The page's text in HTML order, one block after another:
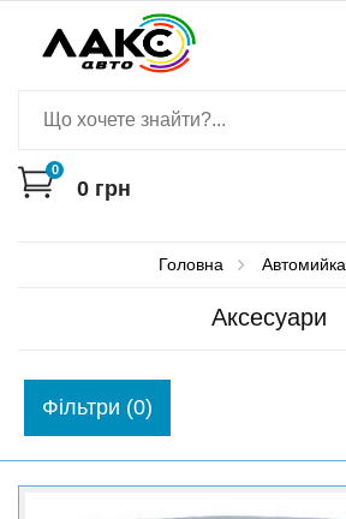
0
0 грн
Головна Автомийка
Аксесуари
Фiльтри (0)